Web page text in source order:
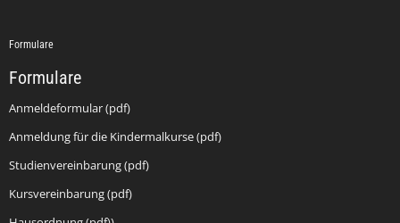
Formulare
Formulare
Anmeldeformular (pdf)
Anmeldung für die Kindermalkurse (pdf)
Studienvereinbarung (pdf)
Kursvereinbarung (pdf)